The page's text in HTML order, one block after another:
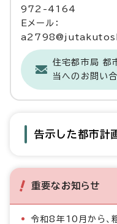
972-4164
Eメール：
住宅都市局 都
当へのお問い
告示した都市計
重要なお知らせ
令和8年10月から、